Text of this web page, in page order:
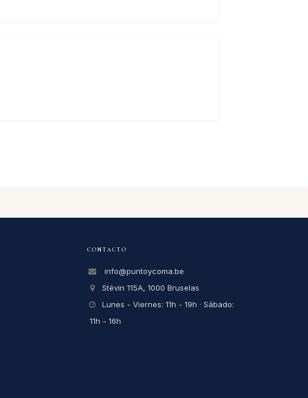
CONTACTO
info@puntoycoma.be
Stévin 115A, 1000 Bruselas
Lunes - Viernes: 11h - 19h · Sábado:
11h - 16h